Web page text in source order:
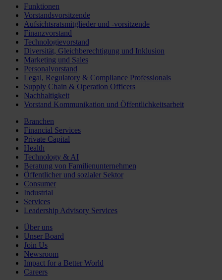
Funktionen
Vorstandsvorsitzende
Aufsichtsratsmitglieder und -vorsitzende
Finanzvorstand
Technologievorstand
Diversität, Gleichberechtigung und Inklusion
Marketing und Sales
Personalvorstand
Legal, Regulatory & Compliance Professionals
Supply Chain & Operation Officers
Nachhaltigkeit
Vorstand Kommunikation und Öffentlichkeitsarbeit
Branchen
Financial Services
Private Capital
Health
Technology & AI
Beratung von Familienunternehmen
Öffentlicher und sozialer Sektor
Consumer
Industrial
Services
Leadership Advisory Services
Über uns
Unser Board
Join Us
Newsroom
Impact for a Better World
Careers